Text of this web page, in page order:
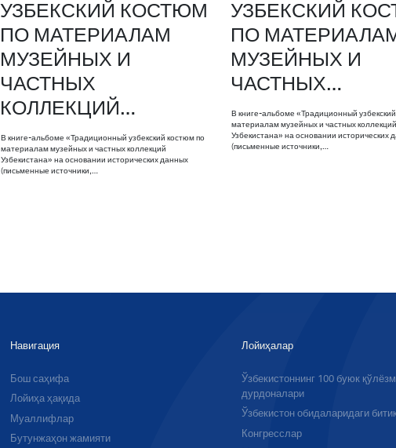
УЗБЕКСКИЙ КОСТЮМ
ПО МАТЕРИАЛАМ
МУЗЕЙНЫХ И
ЧАСТНЫХ
КОЛЛЕКЦИЙ…
В книге-альбоме «Традиционный узбекский костюм по
материалам музейных и частных коллекций
Узбекистана» на основании исторических данных
(письменные источники,…
УЗБЕКСКИЙ
ПО
МУЗЕЙНЫХ И
ЧАСТНЫХ…
В книге-альбоме «Традиционный
материалам музейных и частных коллекций
Узбекистана» на основании исторических
(письменные источники,…
Навигация
Бош саҳифа
Лойиҳа ҳақида
Муаллифлар
Бутунжаҳон жамияти
Лойиҳалар
Ўзбекистоннинг 100 буюк
дурдоналари
Ўзбекистон обидаларидаги
Конгресслар